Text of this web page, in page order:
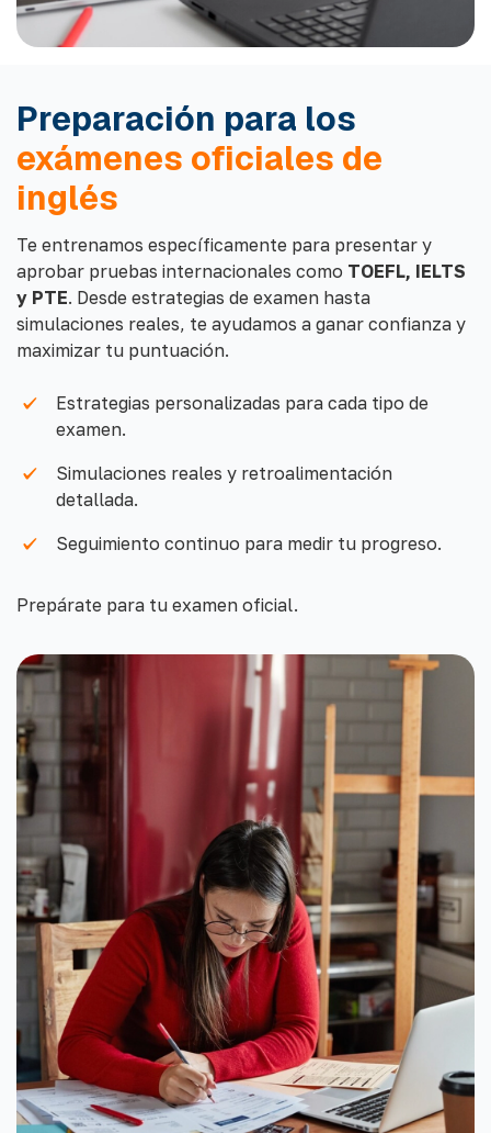
Preparación para los
exámenes oficiales de
inglés
Te entrenamos específicamente para presentar y
aprobar pruebas internacionales como TOEFL, IELTS
y PTE. Desde estrategias de examen hasta
simulaciones reales, te ayudamos a ganar confianza y
maximizar tu puntuación.
Estrategias personalizadas para cada tipo de
examen.
Simulaciones reales y retroalimentación
detallada.
Seguimiento continuo para medir tu progreso.
Prepárate para tu examen oficial.